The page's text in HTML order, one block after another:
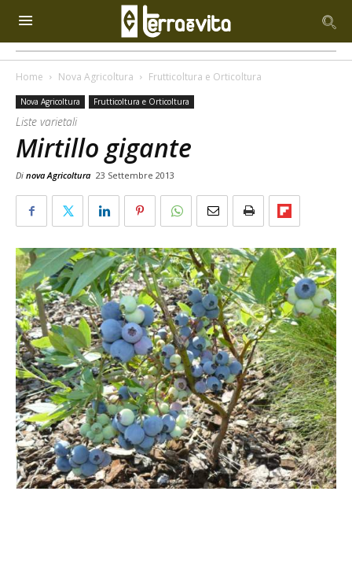
Home Nova Agricoltura Frutticoltura e Orticoltura
Nova Agricoltura Frutticoltura e Orticoltura
Liste varietali
Mirtillo gigante
Di nova Agricoltura 23 Settembre 2013